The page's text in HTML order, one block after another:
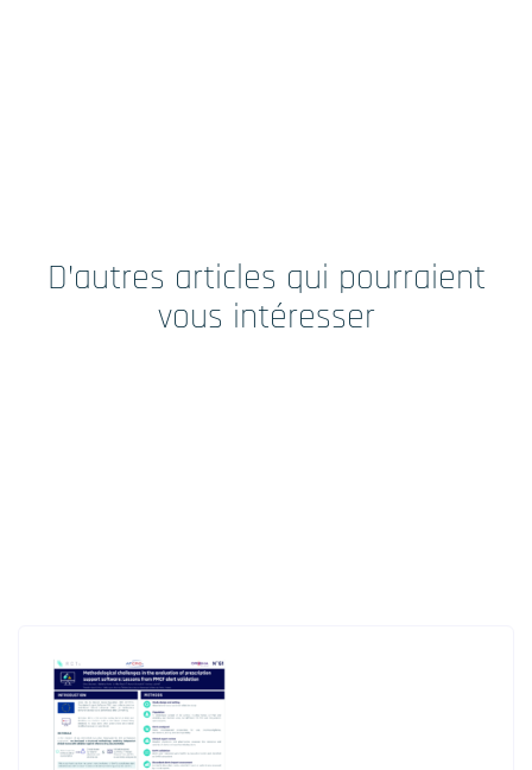
Actualités RCTs
D’autres articles qui pourraient
vous intéresser